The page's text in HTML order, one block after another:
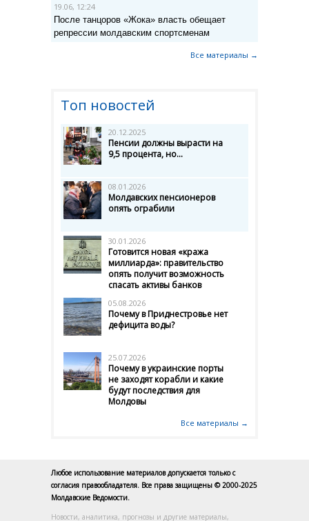
19.06, 12:24
После танцоров «Жока» власть обещает
репрессии молдавским спортсменам
Все материалы →
Топ новостей
20.12.2025
Пенсии должны вырасти на
9,5 процента, но...
08.01.2026
Молдавских пенсионеров
опять ограбили
30.01.2026
Готовится новая «кража
миллиарда»: правительство
опять получит возможность
спасать активы банков
05.08.2026
Почему в Приднестровье нет
дефицита воды?
25.07.2026
Почему в украинские порты
не заходят корабли и какие
будут последствия для
Молдовы
Все материалы →
Любое использование материалов допускается только с
согласия правообладателя. Все права защищены © 2000-2025
Молдавские Ведомости.
Новости, аналитика, прогнозы и другие материалы,